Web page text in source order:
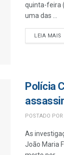
quinta-feira
uma das ...
LEIA MAIS
Polícia
POSTADO POR
As
João Maria